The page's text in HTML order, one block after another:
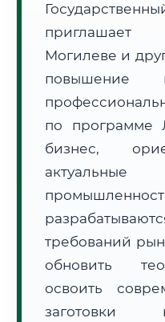
📍 Региональная справка
Субъект:
Тел. код:
Почтовые индексы:
Часовой пояс:
Формат учебы:
Расчет логистики оригиналов:
• Экспресс-доставка СДЭК /
приглашает
Могилеве и
повышение
по программе
бизнес,
требований
обновить
освоить
заготовки